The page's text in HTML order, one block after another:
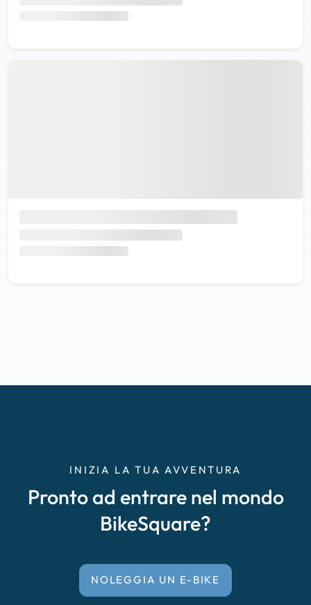
INIZIA LA TUA AVVENTURA
Pronto ad entrare nel mondo
BikeSquare?
NOLEGGIA UN E-BIKE